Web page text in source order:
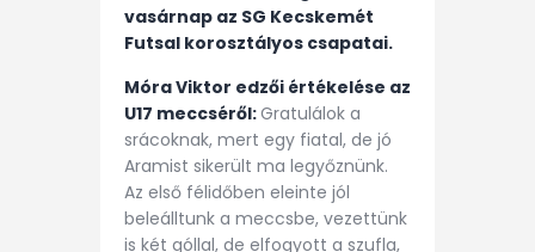
vasárnap az SG Kecskemét
Futsal korosztályos csapatai.
Móra Viktor edzői értékelése az
U17 meccséről:Gratulálok a
srácoknak, mert egy fiatal, de jó
Aramist sikerült ma legyőznünk.
Az első félidőben eleinte jól
beleálltunk a meccsbe, vezettünk
is két góllal, de elfogyott a szufla,